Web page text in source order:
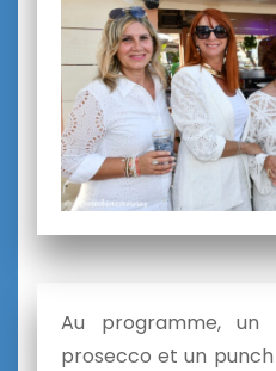
Au programme, un
prosecco et un